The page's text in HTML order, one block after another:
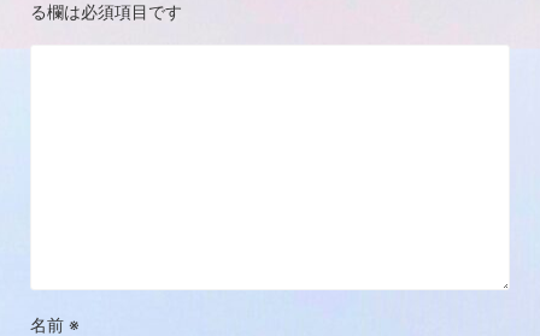
る欄は必須項目です
名前 ※